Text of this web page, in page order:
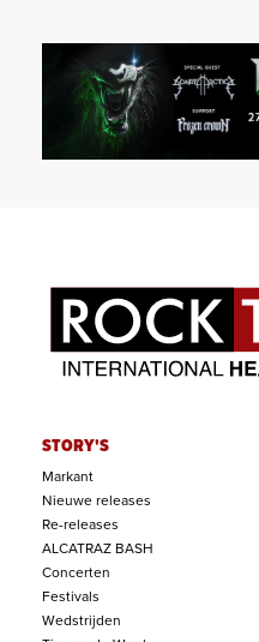
STORY'S
Markant
Nieuwe releases
Re-releases
ALCATRAZ BASH
Concerten
Festivals
Wedstrijden